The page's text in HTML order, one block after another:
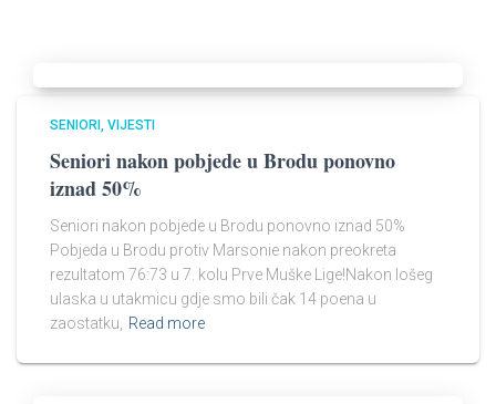
SENIORI VIJESTI
Seniori nakon pobjede u Brodu ponovno
iznad 50%
Seniori nakon pobjede u Brodu ponovno iznad 50%
Pobjeda u Brodu protiv Marsonie nakon preokreta
rezultatom 76:73 u 7. kolu Prve Muške Lige!Nakon lošeg
ulaska u utakmicu gdje smo bili čak 14 poena u
zaostatku,
Read more